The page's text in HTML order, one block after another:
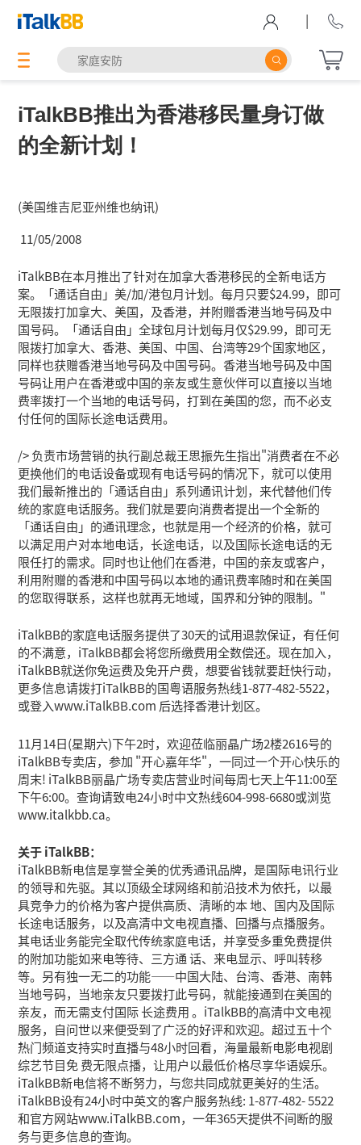
|
iTalkBB推出为香港移民量身订做
的全新计划！
(美国维吉尼亚州维也纳讯)
11/05/2008
iTalkBB在本月推出了针对在加拿大香港移民的全新电话方
案。「通话自由」美/加/港包月计划。每月只要$24.99，即可
无限拨打加拿大、美国，及香港，并附赠香港当地号码及中
国号码。「通话自由」全球包月计划每月仅$29.99，即可无
限拨打加拿大、香港、美国、中国、台湾等29个国家地区，
同样也获赠香港当地号码及中国号码。香港当地号码及中国
号码让用户在香港或中国的亲友或生意伙伴可以直接以当地
费率拨打一个当地的电话号码，打到在美国的您，而不必支
付任何的国际长途电话费用。
/> 负责市场营销的执行副总裁王思振先生指出"消费者在不必
更换他们的电话设备或现有电话号码的情况下，就可以使用
我们最新推出的「通话自由」系列通讯计划，来代替他们传
统的家庭电话服务。我们就是要向消费者提出一个全新的
「通话自由」的通讯理念，也就是用一个经济的价格，就可
以满足用户对本地电话，长途电话，以及国际长途电话的无
限任打的需求。同时也让他们在香港，中国的亲友或客户，
利用附赠的香港和中国号码以本地的通讯费率随时和在美国
的您取得联系，这样也就再无地域，国界和分钟的限制。"
iTalkBB的家庭电话服务提供了30天的试用退款保证，有任何
的不满意，iTalkBB都会将您所缴费用全数偿还。现在加入，
iTalkBB就送你免运费及免开户费，想要省钱就要赶快行动，
更多信息请拨打iTalkBB的国粤语服务热线1-877-482-5522，
或登入www.iTalkBB.com 后选择香港计划区。
11月14日(星期六)下午2时，欢迎莅临丽晶广场2楼2616号的
iTalkBB专卖店，参加 "开心嘉年华"，一同过一个开心快乐的
周末! iTalkBB丽晶广场专卖店营业时间每周七天上午11:00至
下午6:00。查询请致电24小时中文热线604-998-6680或浏览
www.italkbb.ca。
关于 iTalkBB：
iTalkBB新电信是享誉全美的优秀通讯品牌，是国际电讯行业
的领导和先驱。其以顶级全球网络和前沿技术为依托，以最
具竞争力的价格为客户提供高质、清晰的本 地、国内及国际
长途电话服务，以及高清中文电视直播、回播与点播服务。
其电话业务能完全取代传统家庭电话，并享受多重免费提供
的附加功能如来电等待、三方通 话、来电显示、呼叫转移
等。另有独一无二的功能——中国大陆、台湾、香港、南韩
当地号码，当地亲友只要拨打此号码，就能接通到在美国的
亲友，而无需支付国际 长途费用 。iTalkBB的高清中文电视
服务，自问世以来便受到了广泛的好评和欢迎。超过五十个
热门频道支持实时直播与48小时回看，海量最新电影电视剧
综艺节目免 费无限点播，让用户以最低价格尽享华语娱乐。
iTalkBB新电信将不断努力，与您共同成就更美好的生活。
iTalkBB设有24小时中英文的客户服务热线: 1-877-482- 5522
和官方网站www.iTalkBB.com，一年365天提供不间断的服
务与更多信息的查询。